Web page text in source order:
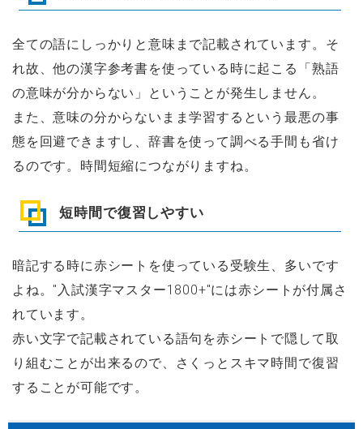
全ての語にしっかりと意味まで記載されています。そ
れ故、他の漢字参考書を使っている時に起こる「熟語
の意味が分からない」ということが発生しません。
また、意味の分からないまま学習するという最悪の事
態を回避できますし、辞書を使って調べる手間も省け
るのです。時間短縮につながりますね。
短時間で復習しやすい
暗記する時に赤シートを使っている受験生、多いです
よね。"入試漢字マスター1800+"には赤シートが付属さ
れています。
赤い文字で記載されている語句を赤シートで隠して取
り組むことが出来るので、さくっとスキマ時間で復習
することが可能です。